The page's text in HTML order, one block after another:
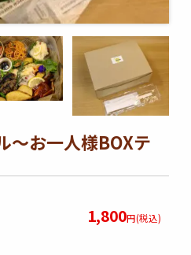
〜お一人様BOXテ
1,800円(税込)